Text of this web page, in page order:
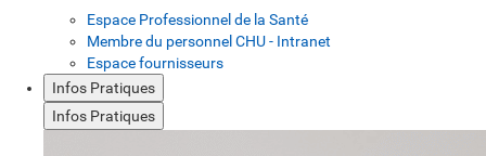
Espace Professionnel de la Santé
Membre du personnel CHU - Intranet
Espace fournisseurs
Infos Pratiques
Infos Pratiques